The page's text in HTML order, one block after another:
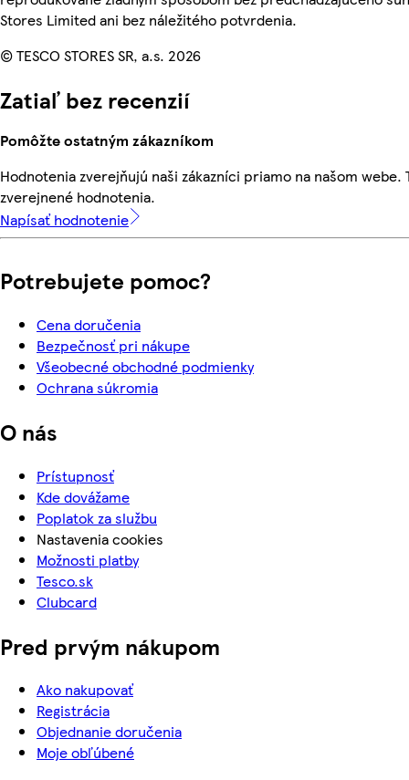
Stores Limited ani bez náležitého potvrdenia.
© TESCO STORES SR, a.s. 2026
Zatiaľ bez recenzií
Pomôžte ostatným zákazníkom
Hodnotenia zverejňujú naši zákazníci priamo na našom webe.
zverejnené hodnotenia.
Napísať hodnotenie
Potrebujete pomoc?
Cena doručenia
Bezpečnosť pri nákupe
Všeobecné obchodné podmienky
Ochrana súkromia
O nás
Prístupnosť
Kde dovážame
Poplatok za službu
Nastavenia cookies
Možnosti platby
Tesco.sk
Clubcard
Pred prvým nákupom
Ako nakupovať
Registrácia
Objednanie doručenia
Moje obľúbené